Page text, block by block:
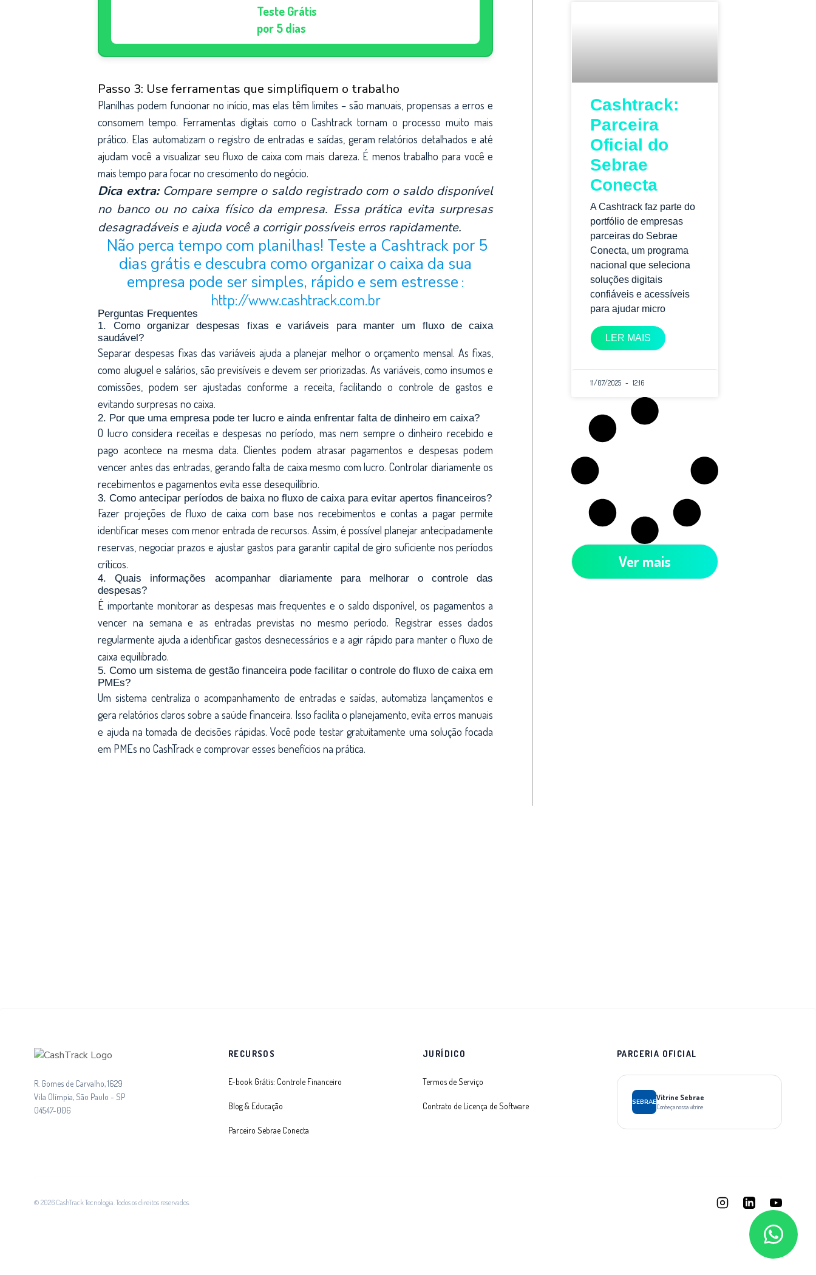
Teste Grátis
por 5 dias
Passo 3: Use ferramentas que simplifiquem o trabalho
Planilhas podem funcionar no início, mas elas têm limites – são manuais, propensas a erros e
consomem tempo. Ferramentas digitais como o Cashtrack tornam o processo muito mais
prático. Elas automatizam o registro de entradas e saídas, geram relatórios detalhados e até
ajudam você a visualizar seu fluxo de caixa com mais clareza. É menos trabalho para você e
mais tempo para focar no crescimento do negócio.
Dica extra:Compare sempre o saldo registrado com o saldo disponível
no banco ou no caixa físico da empresa. Essa prática evita surpresas
desagradáveis e ajuda você a corrigir possíveis erros rapidamente.
Não perca tempo com planilhas! Teste a Cashtrack por 5
dias grátis e descubra como organizar o caixa da sua
empresa pode ser simples, rápido e sem estresse :
http://www.cashtrack.com.br
Perguntas Frequentes
1. Como organizar despesas fixas e variáveis para manter um fluxo de caixa
saudável?
Separar despesas fixas das variáveis ajuda a planejar melhor o orçamento mensal. As fixas,
como aluguel e salários, são previsíveis e devem ser priorizadas. As variáveis, como insumos e
comissões, podem ser ajustadas conforme a receita, facilitando o controle de gastos e
evitando surpresas no caixa.
2. Por que uma empresa pode ter lucro e ainda enfrentar falta de dinheiro em caixa?
O lucro considera receitas e despesas no período, mas nem sempre o dinheiro recebido e
pago acontece na mesma data. Clientes podem atrasar pagamentos e despesas podem
vencer antes das entradas, gerando falta de caixa mesmo com lucro. Controlar diariamente os
recebimentos e pagamentos evita esse desequilíbrio.
3. Como antecipar períodos de baixa no fluxo de caixa para evitar apertos financeiros?
Fazer projeções de fluxo de caixa com base nos recebimentos e contas a pagar permite
identificar meses com menor entrada de recursos. Assim, é possível planejar antecipadamente
reservas, negociar prazos e ajustar gastos para garantir capital de giro suficiente nos períodos
críticos.
4. Quais informações acompanhar diariamente para melhorar o controle das
despesas?
É importante monitorar as despesas mais frequentes e o saldo disponível, os pagamentos a
vencer na semana e as entradas previstas no mesmo período. Registrar esses dados
regularmente ajuda a identificar gastos desnecessários e a agir rápido para manter o fluxo de
caixa equilibrado.
5. Como um sistema de gestão financeira pode facilitar o controle do fluxo de caixa em
PMEs?
Um sistema centraliza o acompanhamento de entradas e saídas, automatiza lançamentos e
gera relatórios claros sobre a saúde financeira. Isso facilita o planejamento, evita erros manuais
e ajuda na tomada de decisões rápidas. Você pode testar gratuitamente uma solução focada
em PMEs noCashTracke comprovar esses benefícios na prática.
Cashtrack:
Parceira
Oficial do
Sebrae
Conecta
A Cashtrack faz parte do
portfólio de empresas
parceiras do Sebrae
Conecta, um programa
nacional que seleciona
soluções digitais
confiáveis e acessíveis
para ajudar micro
LER MAIS
11/07/2025 12:16
Ver mais
R. Gomes de Carvalho, 1629
Vila Olímpia, São Paulo - SP
04547-006
RECURSOS
E-book Grátis: Controle Financeiro
Blog & Educação
Parceiro Sebrae Conecta
JURÍDICO
Termos de Serviço
Contrato de Licença de Software
PARCERIA OFICIAL
SEBRAEVitrine Sebrae
Conheça nossa vitrine
© 2026 CashTrack Tecnologia. Todos os direitos reservados.